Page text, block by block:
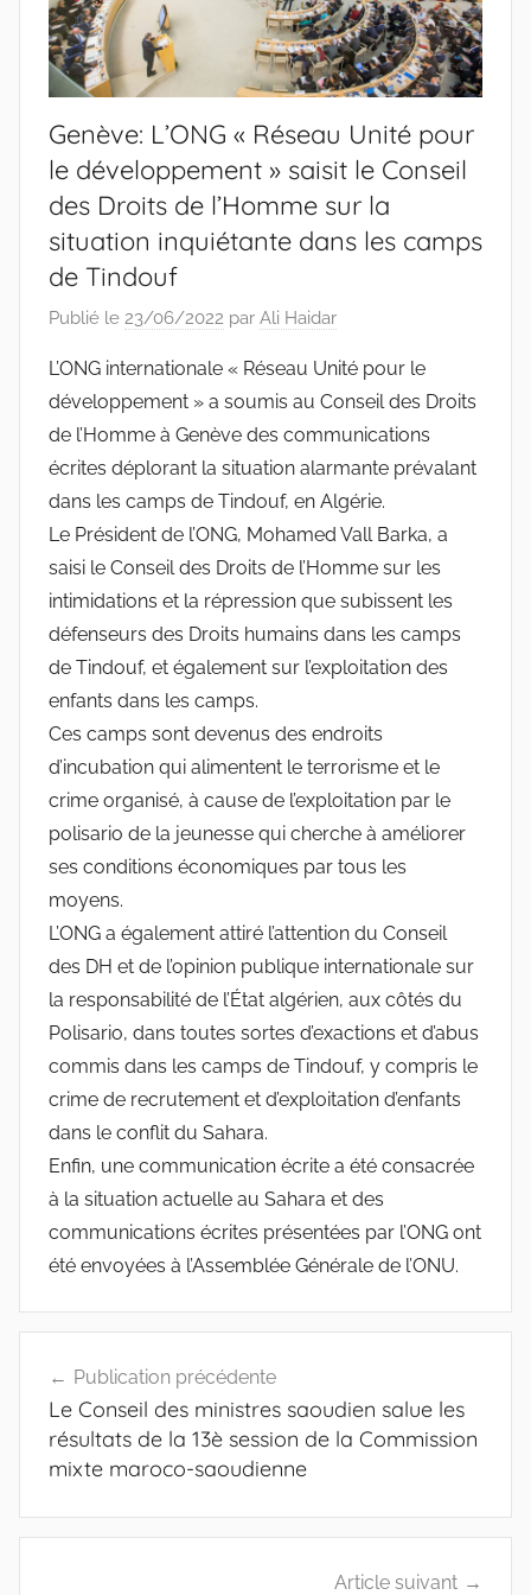
Genève: L’ONG « Réseau Unité pour
le développement » saisit le Conseil
des Droits de l’Homme sur la
situation inquiétante dans les camps
de Tindouf
Publié le 23/06/2022 par Ali Haidar
L’ONG internationale « Réseau Unité pour le
développement » a soumis au Conseil des Droits
de l’Homme à Genève des communications
écrites déplorant la situation alarmante prévalant
dans les camps de Tindouf, en Algérie.
Le Président de l’ONG, Mohamed Vall Barka, a
saisi le Conseil des Droits de l’Homme sur les
intimidations et la répression que subissent les
défenseurs des Droits humains dans les camps
de Tindouf, et également sur l’exploitation des
enfants dans les camps.
Ces camps sont devenus des endroits
d’incubation qui alimentent le terrorisme et le
crime organisé, à cause de l’exploitation par le
polisario de la jeunesse qui cherche à améliorer
ses conditions économiques par tous les
moyens.
L’ONG a également attiré l’attention du Conseil
des DH et de l’opinion publique internationale sur
la responsabilité de l’État algérien, aux côtés du
Polisario, dans toutes sortes d’exactions et d’abus
commis dans les camps de Tindouf, y compris le
crime de recrutement et d’exploitation d’enfants
dans le conflit du Sahara.
Enfin, une communication écrite a été consacrée
à la situation actuelle au Sahara et des
communications écrites présentées par l’ONG ont
été envoyées à l’Assemblée Générale de l’ONU.
de
l’article
Publication précédente
Le Conseil des ministres saoudien salue les
résultats de la 13è session de la Commission
mixte maroco-saoudienne
Article suivant